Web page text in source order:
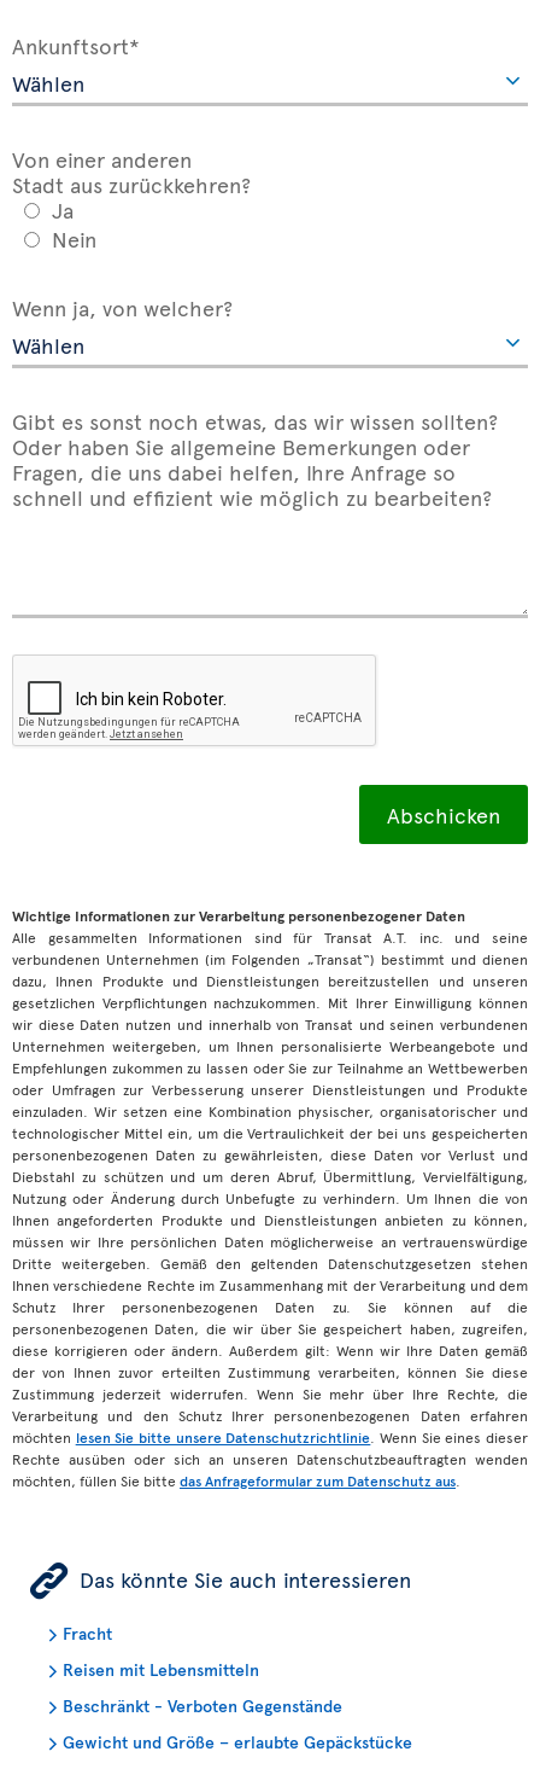
Ankunftsort*
Von einer anderen
Stadt aus zurückkehren?
Ja
Nein
Wenn ja, von welcher?
Gibt es sonst noch etwas, das wir wissen sollten?
Oder haben Sie allgemeine Bemerkungen oder
Fragen, die uns dabei helfen, Ihre Anfrage so
schnell und effizient wie möglich zu bearbeiten?
Wichtige Informationen zur Verarbeitung personenbezogener Daten
Alle gesammelten Informationen sind für Transat A.T. inc. und seine
verbundenen Unternehmen (im Folgenden „Transat“) bestimmt und dienen
dazu, Ihnen Produkte und Dienstleistungen bereitzustellen und unseren
gesetzlichen Verpflichtungen nachzukommen. Mit Ihrer Einwilligung können
wir diese Daten nutzen und innerhalb von Transat und seinen verbundenen
Unternehmen weitergeben, um Ihnen personalisierte Werbeangebote und
Empfehlungen zukommen zu lassen oder Sie zur Teilnahme an Wettbewerben
oder Umfragen zur Verbesserung unserer Dienstleistungen und Produkte
einzuladen. Wir setzen eine Kombination physischer, organisatorischer und
technologischer Mittel ein, um die Vertraulichkeit der bei uns gespeicherten
personenbezogenen Daten zu gewährleisten, diese Daten vor Verlust und
Diebstahl zu schützen und um deren Abruf, Übermittlung, Vervielfältigung,
Nutzung oder Änderung durch Unbefugte zu verhindern. Um Ihnen die von
Ihnen angeforderten Produkte und Dienstleistungen anbieten zu können,
müssen wir Ihre persönlichen Daten möglicherweise an vertrauenswürdige
Dritte weitergeben. Gemäß den geltenden Datenschutzgesetzen stehen
Ihnen verschiedene Rechte im Zusammenhang mit der Verarbeitung und dem
Schutz Ihrer personenbezogenen Daten zu. Sie können auf die
personenbezogenen Daten, die wir über Sie gespeichert haben, zugreifen,
diese korrigieren oder ändern. Außerdem gilt: Wenn wir Ihre Daten gemäß
der von Ihnen zuvor erteilten Zustimmung verarbeiten, können Sie diese
Zustimmung jederzeit widerrufen. Wenn Sie mehr über Ihre Rechte, die
Verarbeitung und den Schutz Ihrer personenbezogenen Daten erfahren
möchten lesen Sie bitte unsere Datenschutzrichtlinie . Wenn Sie eines dieser
Rechte ausüben oder sich an unseren Datenschutzbeauftragten wenden
möchten, füllen Sie bitte das Anfrageformular zum Datenschutz aus
ÿ Das könnte Sie auch interessieren
Fracht
Reisen mit Lebensmitteln
Beschränkt - Verboten Gegenstände
Gewicht und Größe – erlaubte Gepäckstücke